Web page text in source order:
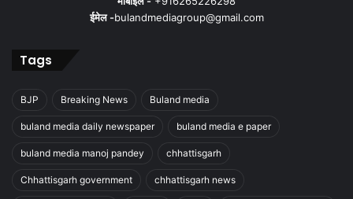
ईमेल -bulandmediagroup@gmail.com
Tags
BJP Breaking News Buland media
buland media daily newspaper buland media e paper
buland media manoj pandey chhattisgarh
Chhattisgarh government chhattisgarh news